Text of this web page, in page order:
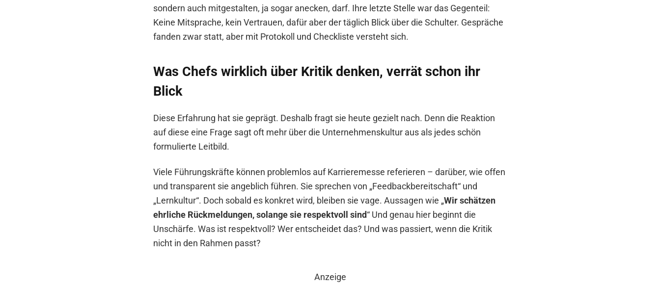
sondern auch mitgestalten, ja sogar anecken, darf. Ihre letzte Stelle war das Gegenteil:
Keine Mitsprache, kein Vertrauen, dafür aber der täglich Blick über die Schulter. Gespräche
fanden zwar statt, aber mit Protokoll und Checkliste versteht sich.
Was Chefs wirklich über Kritik denken, verrät schon ihr
Blick
Diese Erfahrung hat sie geprägt. Deshalb fragt sie heute gezielt nach. Denn die Reaktion
auf diese eine Frage sagt oft mehr über die Unternehmenskultur aus als jedes schön
formulierte Leitbild.
Viele Führungskräfte können problemlos auf Karrieremesse referieren – darüber, wie offen
und transparent sie angeblich führen. Sie sprechen von „Feedbackbereitschaft“ und
„Lernkultur“. Doch sobald es konkret wird, bleiben sie vage. Aussagen wie „Wir schätzen
ehrliche Rückmeldungen, solange sie respektvoll sind“ Und genau hier beginnt die
Unschärfe. Was ist respektvoll? Wer entscheidet das? Und was passiert, wenn die Kritik
nicht in den Rahmen passt?
Anzeige